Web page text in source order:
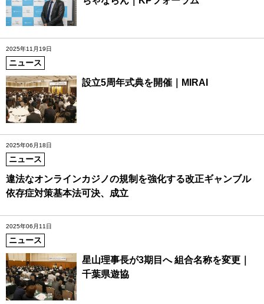
2025年11月19日
ニュース
設立5周年式典を開催｜MIRAI
2025年06月18日
ニュース
違法なオンラインカジノの規制を強化する改正ギャンブル
依存症対策基本法可決、成立
2025年06月11日
ニュース
星山理事長が3期目へ 組合名称を変更｜
千葉県遊協